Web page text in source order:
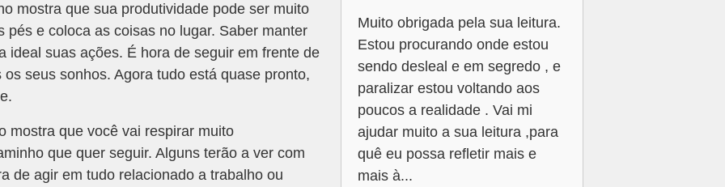
mostra que sua produtividade pode ser muito
pés e coloca as coisas no lugar. Saber manter
ideal suas ações. É hora de seguir em frente de
seus sonhos. Agora tudo está quase pronto,
mostra que você vai respirar muito
que quer seguir. Alguns terão a ver com
de agir em tudo relacionado a trabalho ou
Muito obrigada pela sua leitura.
Estou procurando onde estou
sendo desleal e em segredo , e
paralizar estou voltando aos
poucos a realidade . Vai mi
ajudar muito a sua leitura ,para
quê eu possa refletir mais e
mais à...